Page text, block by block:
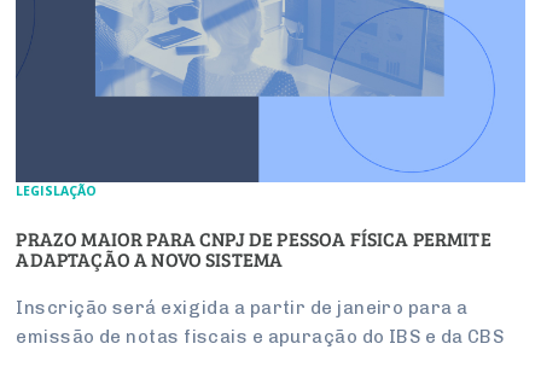
LEGISLAÇÃO
PRAZO MAIOR PARA CNPJ DE PESSOA FÍSICA PERMITE
ADAPTAÇÃO A NOVO SISTEMA
Inscrição será exigida a partir de janeiro para a
emissão de notas fiscais e apuração do IBS e da CBS